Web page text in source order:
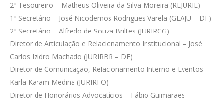
2º Tesoureiro – Matheus Oliveira da Silva Moreira (REJURIL)
1º Secretário – José Nicodemos Rodrigues Varela (GEAJU – DF)
2º Secretário – Alfredo de Souza Briltes (JURIRCG)
Diretor de Articulação e Relacionamento Institucional – José
Carlos Izidro Machado (JURIRBR – DF)
Diretor de Comunicação, Relacionamento Interno e Eventos –
Karla Karam Medina (JURIRFO)
Diretor de Honorários Advocatícios – Fábio Guimarães